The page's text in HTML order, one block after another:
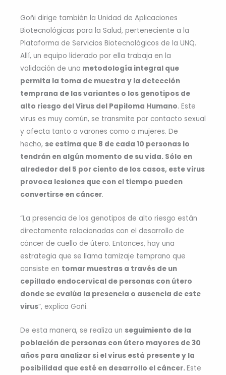
Goñi dirige también la Unidad de Aplicaciones
Biotecnológicas para la Salud, perteneciente a la
Plataforma de Servicios Biotecnológicos de la UNQ.
Allí, un equipo liderado por ella trabaja en la
validación de una metodología integral que
permita la toma de muestra y la detección
temprana de las variantes o los genotipos de
alto riesgo del Virus del Papiloma Humano. Este
virus es muy común, se transmite por contacto sexual
y afecta tanto a varones como a mujeres. De
hecho, se estima que 8 de cada 10 personas lo
tendrán en algún momento de su vida. Sólo en
alrededor del 5 por ciento de los casos, este virus
provoca lesiones que con el tiempo pueden
convertirse en cáncer.
“La presencia de los genotipos de alto riesgo están
directamente relacionadas con el desarrollo de
cáncer de cuello de útero. Entonces, hay una
estrategia que se llama tamizaje temprano que
consiste en tomar muestras a través de un
cepillado endocervical de personas con útero
donde se evalúa la presencia o ausencia de este
virus”, explica Goñi.
De esta manera, se realiza un seguimiento de la
población de personas con útero mayores de 30
años para analizar si el virus está presente y la
posibilidad que esté en desarrollo el cáncer.Este